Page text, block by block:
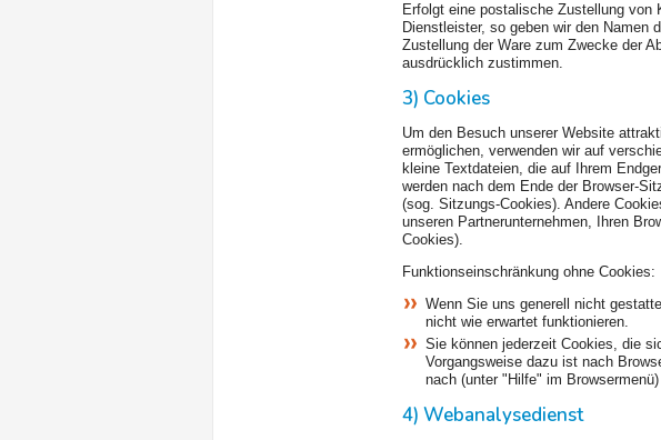
Erfolgt eine postalische Zustellung von
Dienstleister, so geben wir den Namen
Zustellung der Ware zum Zwecke der
ausdrücklich zustimmen.
3) Cookies
Um den Besuch unserer Website
ermöglichen, verwenden wir auf
kleine Textdateien, die auf Ihrem
werden nach dem Ende der Browser-
(sog. Sitzungs-Cookies). Andere
unseren Partnerunternehmen, Ihren
Cookies).
Funktionseinschränkung ohne Cookies:
Wenn Sie uns generell nicht
nicht wie erwartet funktionieren.
Sie können jederzeit Cookies, die
Vorgangsweise dazu ist nach
nach (unter "Hilfe" im Browsermenü)
4) Webanalysedienst